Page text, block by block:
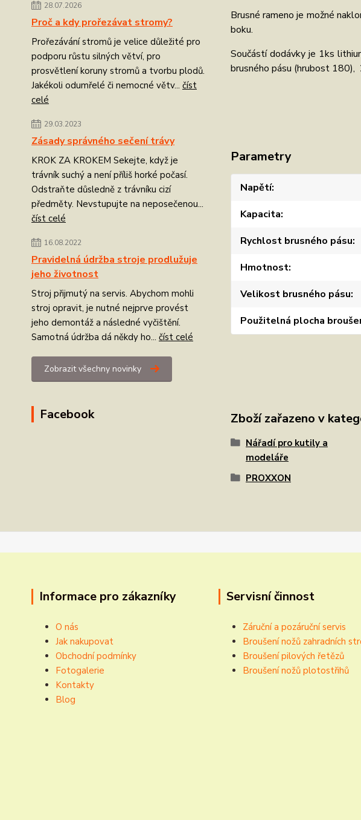
28.07.2026
Proč a kdy prořezávat stromy?
Prořezávání stromů je velice důležité pro
podporu růstu silných větví, pro
prosvětlení koruny stromů a tvorbu plodů.
Jakékoli odumřelé či nemocné větv... číst
celé
29.03.2023
Zásady správného sečení trávy
KROK ZA KROKEM Sekejte, když je
trávník suchý a není příliš horké počasí.
Odstraňte důsledně z trávníku cizí
předměty. Nevstupujte na neposečenou...
číst celé
16.08.2022
Pravidelná údržba stroje prodlužuje
jeho životnost
Stroj přijmutý na servis. Abychom mohli
stroj opravit, je nutné nejprve provést
jeho demontáž a následné vyčištění.
Samotná údržba dá někdy ho... číst celé
Zobrazit všechny novinky
Facebook
Brusné rameno je možné
boku.
Součástí dodávky je 1ks
brusného pásu (hrubost
Parametry
Napětí
Kapacita
Rychlost brusného pásu
Hmotnost
Velikost brusného pásu
Použitelná plocha
Zboží zařazeno v
Nářadí pro kutily a
modeláře
PROXXON
Informace pro zákazníky
O nás
Jak nakupovat
Obchodní podmínky
Fotogalerie
Kontakty
Blog
Servisní činnost
Záruční a pozáruční servis
Broušení nožů zahradních
Broušení pilových řetězů
Broušení nožů plotostřihů